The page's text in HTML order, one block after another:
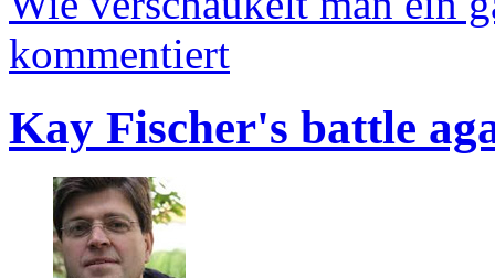
kommentiert
Kay Fischer's battle